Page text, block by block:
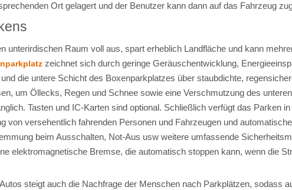
Ort gelagert und der Benutzer kann dann auf das Fahrzeug
unterirdischen Raum voll aus, spart erheblich Landfläche und kann
zeichnet sich durch geringe Geräuschentwicklung,
die untere Schicht des Boxenparkplatzes über staubdichte,
um Öllecks, Regen und Schnee sowie eine Verschmutzung des
Tasten und IC-Karten sind optional. Schließlich verfügt das Parken
von versehentlich fahrenden Personen und Fahrzeugen und
beim Ausschalten, Not-Aus usw weitere umfassende
elektromagnetische Bremse, die automatisch stoppen kann, wenn die
steigt auch die Nachfrage der Menschen nach Parkplätzen, sodass